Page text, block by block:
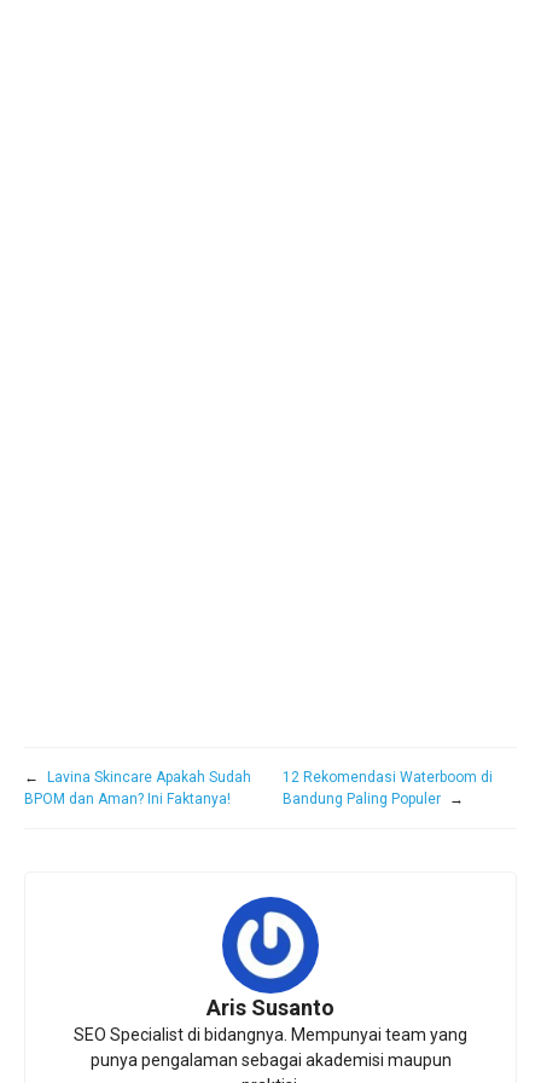
←
Lavina Skincare Apakah Sudah
BPOM dan Aman? Ini Faktanya!
12 Rekomendasi Waterboom di
Bandung Paling Populer
→
Aris Susanto
SEO Specialist di bidangnya. Mempunyai team yang
punya pengalaman sebagai akademisi maupun